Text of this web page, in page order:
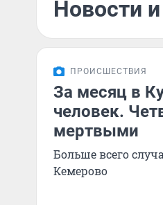
Новости
ПРОИСШЕСТВИЯ
За месяц в
человек.
мертвыми
Больше всего
Кемерово